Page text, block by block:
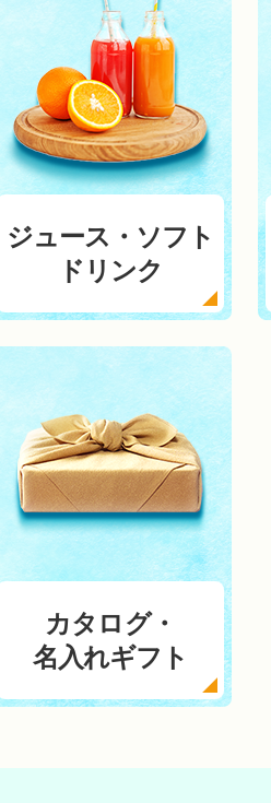
ジュース・ソフト
ドリンク
カタログ・
名入れギフト